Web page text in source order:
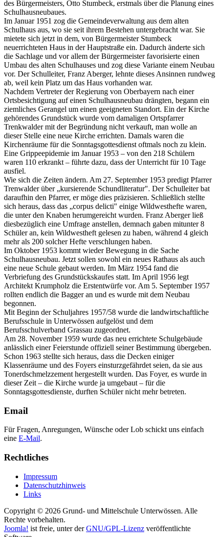
des Bürgermeisters, Otto Stumbeck, erstmals über die Planung eines
Schulhausneubaues.
Im Januar 1951 zog die Gemeindeverwaltung aus dem alten
Schulhaus aus, wo sie seit ihrem Bestehen untergebracht war. Sie
mietete sich jetzt in dem, von Bürgermeister Stumbeck
neuerrichteten Haus in der Hauptstraße ein. Dadurch änderte sich
die Sachlage und vor allem der Bürgermeister favorisierte einen
Umbau des alten Schulhauses und zog diese Variante einem Neubau
vor. Der Schulleiter, Franz Aberger, lehnte dieses Ansinnen rundweg
ab, weil kein Platz um das Haus vorhanden war.
Nachdem Vertreter der Regierung von Oberbayern nach einer
Ortsbesichtigung auf einen Schulhausneubau drängten, begann ein
ziemliches Gerangel um einen geeigneten Standort. Ein der Kirche
gehörendes Grundstück wurde vom damaligen Ortspfarrer
Trenkwalder mit der Begründung nicht verkauft, man wolle an
dieser Stelle eine neue Kirche errichten. Damals waren die
Kirchenräume für die Sonntagsgottesdienst oftmals noch zu klein.
Eine Grippeepidemie im Januar 1953 – von den 218 Schülern
waren 110 erkrankt – führte dazu, dass der Unterricht für 10 Tage
ausfiel.
Wie sich die Zeiten ändern. Am 27. September 1953 predigt Pfarrer
Trenwalder über „kursierende Schundliteratur". Der Schulleiter bat
daraufhin den Pfarrer, er möge dies präzisieren. Schließlich stellte
sich heraus, dass das „corpus delicti" einige Wildwesthefte waren,
die unter den Knaben herumgereicht wurden. Franz Aberger ließ
diesbezüglich eine Umfrage anstellen, demnach gaben mitunter 8
Schüler an, kein Wildwestheft gelesen zu haben, während 4 gleich
mehr als 200 solcher Hefte verschlungen haben.
Im Oktober 1953 kommt wieder Bewegung in die Sache
Schulhausneubau. Jetzt sollen sowohl ein neues Rathaus als auch
eine neue Schule gebaut werden. Im März 1954 fand die
Verbriefung des Grundstückskaufes statt. Im April 1956 legt
Architekt Krumpholz die Erstentwürfe vor. Am 5. September 1957
rollten endlich die Bagger an und es wurde mit dem Neubau
begonnen.
Mit Beginn der Schuljahres 1957/58 wurde die landwirtschaftliche
Berufsschule in Unterwössen aufgelöst und dem
Berufsschulverband Grassau zugeordnet.
Am 28. November 1959 wurde das neu errichtete Schulgebäude
anlässlich einer Feierstunde offiziell seiner Bestimmung übergeben.
Schon 1963 stellte sich heraus, dass die Decken einiger
Klassenräume und des Foyers einsturzgefährdet seien, da sie aus
Tonerdschmelzzement hergestellt wurden. Das Foyer, es wurde in
dieser Zeit – die Kirche wurde ja umgebaut – für die
Sonntagsgottesdienste, durften Schüler nicht mehr betreten.
Email
Für Fragen, Anregungen, Wünsche oder Lob schickt uns einfach
eine E-Mail.
Rechtliches
Impressum
Datenschutzhinweis
Links
Copyright © 2026 Grund- und Mittelschule Unterwössen. Alle
Rechte vorbehalten.
Joomla! ist freie, unter derGNU/GPL-Lizenz veröffentlichte